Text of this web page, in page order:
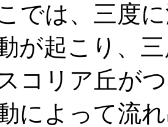
では、三度
が起こり、
コリア丘が
によって流